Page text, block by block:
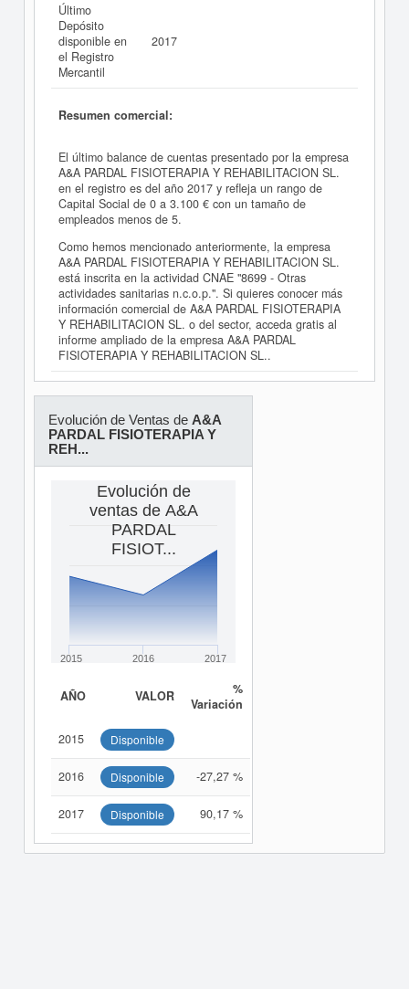
Último
Depósito
disponible en
el Registro
Mercantil
2017
Resumen comercial:
El último balance de cuentas presentado por la empresa
A&A PARDAL FISIOTERAPIA Y REHABILITACION SL.
en el registro es del año 2017 y refleja un rango de
Capital Social de 0 a 3.100 € con un tamaño de
empleados menos de 5.
Como hemos mencionado anteriormente, la empresa
A&A PARDAL FISIOTERAPIA Y REHABILITACION SL.
está inscrita en la actividad CNAE "8699 - Otras
actividades sanitarias n.c.o.p.". Si quieres conocer más
información comercial de A&A PARDAL FISIOTERAPIA
Y REHABILITACION SL. o del sector, acceda gratis al
informe ampliado de la empresa A&A PARDAL
FISIOTERAPIA Y REHABILITACION SL..
Evolución de Ventas de A&A
PARDAL FISIOTERAPIA Y
REH...
Evolución de
ventas de A&A
PARDAL
FISIOT...
2015 2016 2017
AÑO VALOR
%
Variación
2015 Disponible
2016 Disponible -27,27 %
2017 Disponible 90,17 %